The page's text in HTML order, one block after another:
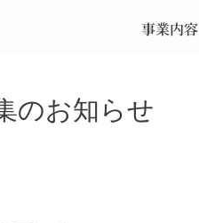
事業内容
のお知らせ